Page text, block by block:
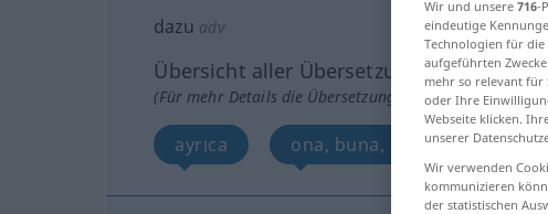
dazu adv
Übersicht aller Übersetzungen
(Für mehr Details die Übersetzung anklicken/antippen)
ayrıca ona, buna, onun/bunun için
Wir und unsere 716-
eindeutige
Technologien für
aufgeführten
mehr so relevant für
oder Ihre
Webseite klicken.
unserer
Wir verwenden
kommunizieren
der statistischen